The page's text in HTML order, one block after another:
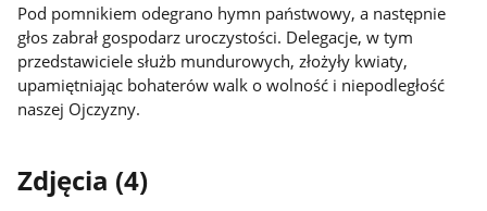
Pod pomnikiem odegrano hymn państwowy, a następnie
głos zabrał gospodarz uroczystości. Delegacje, w tym
przedstawiciele służb mundurowych, złożyły kwiaty,
upamiętniając bohaterów walk o wolność i niepodległość
naszej Ojczyzny.
Zdjęcia (4)